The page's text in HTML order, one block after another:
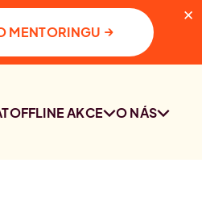
✕
MENTORINGU →
OFFLINE AKCE O NÁS